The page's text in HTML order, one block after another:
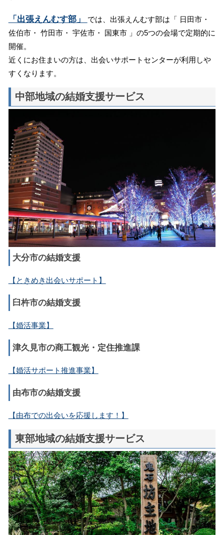
「出張えんむす部」
では、出張えんむす部は「 日田市・
佐伯市・ 竹田市・ 宇佐市・ 国東市 」の5つの会場で定期的に
開催。
近くにお住まいの方は、出会いサポートセンターが利用しや
すくなります。
中部地域の結婚支援サービス
大分市の結婚支援
【ときめき出会いサポート】
臼杵市の結婚支援
【婚活事業】
津久見市の商工観光・定住推進課
【婚活サポート推進事業】
由布市の結婚支援
【由布での出会いを応援します！】
東部地域の結婚支援サービス